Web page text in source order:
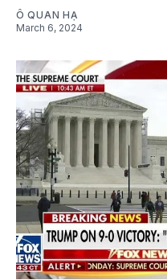
Ô QUAN HẠ
March 6, 2024